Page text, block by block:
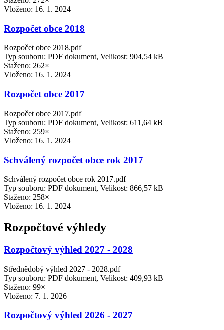
Vloženo: 16. 1. 2024
Rozpočet obce 2018
Rozpočet obce 2018.pdf
Typ souboru: PDF dokument, Velikost: 904,54 kB
Staženo: 262×
Vloženo: 16. 1. 2024
Rozpočet obce 2017
Rozpočet obce 2017.pdf
Typ souboru: PDF dokument, Velikost: 611,64 kB
Staženo: 259×
Vloženo: 16. 1. 2024
Schválený rozpočet obce rok 2017
Schválený rozpočet obce rok 2017.pdf
Typ souboru: PDF dokument, Velikost: 866,57 kB
Staženo: 258×
Vloženo: 16. 1. 2024
Rozpočtové výhledy
Rozpočtový výhled 2027 - 2028
Střednědobý výhled 2027 - 2028.pdf
Typ souboru: PDF dokument, Velikost: 409,93 kB
Staženo: 99×
Vloženo: 7. 1. 2026
Rozpočtový výhled 2026 - 2027